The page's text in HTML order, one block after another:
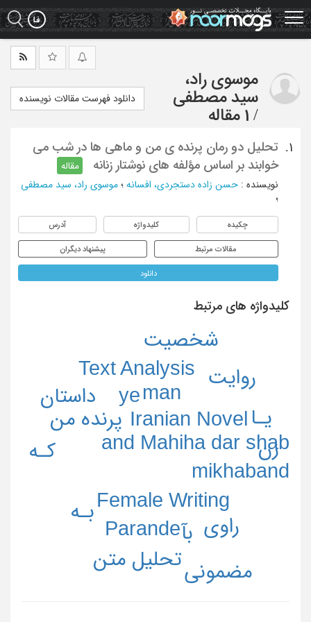
Skip
to
main
موسوی راد،
سید مصطفی
/ 1 مقاله
دانلود فهرست مقالات نویسنده
1.
تحلیل دو رمان پرنده ی من و ماهی ها در شب می
خوابند بر اساس مؤلفه های نوشتار زنانه
مقاله
نویسنده : حسن زاده دستجردی، افسانه ؛ موسوی راد، سید مصطفی
؛
چکیده کلیدواژه آدرس
مقالات مرتبط پیشنهاد دیگران
دانلود
کلیدواژه های مرتبط
and Mahiha dar shab
mikhaband
Female Writing
Iranian Novel
man
Parande
Text Analysis
ye
پرنده من
تحلیل متن
بآ
بـه
داستان
راوی
روایت
زن
شخصیت
مضمونی
کـه
یـا